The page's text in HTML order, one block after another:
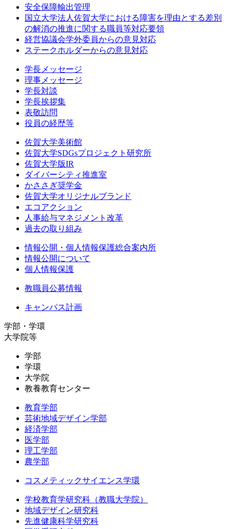
安全保障輸出管理
国立大学法人佐賀大学における障害を理由とする差別
の解消の推進に関する職員等対応要領
経営協議会学外委員からの意見対応
ステークホルダーからの意見対応
学長メッセージ
理事メッセージ
学長対談
学長挨拶集
表敬訪問
役員の経歴等
佐賀大学美術館
佐賀大学SDGsプロジェクト研究所
佐賀大学版IR
ダイバーシティ推進室
かささぎ奨学金
佐賀大学オリジナルブランド
エコアクション
人事給与マネジメント改革
過去の取り組み
情報公開・個人情報保護総合案内所
情報公開について
個人情報保護
教職員公募情報
キャンパス計画
学部・学環
大学院等
学部
学環
大学院
教養教育センター
教育学部
芸術地域デザイン学部
経済学部
医学部
理工学部
農学部
コスメティックサイエンス学環
学校教育学研究科（教職大学院）
地域デザイン研究科
先進健康科学研究科